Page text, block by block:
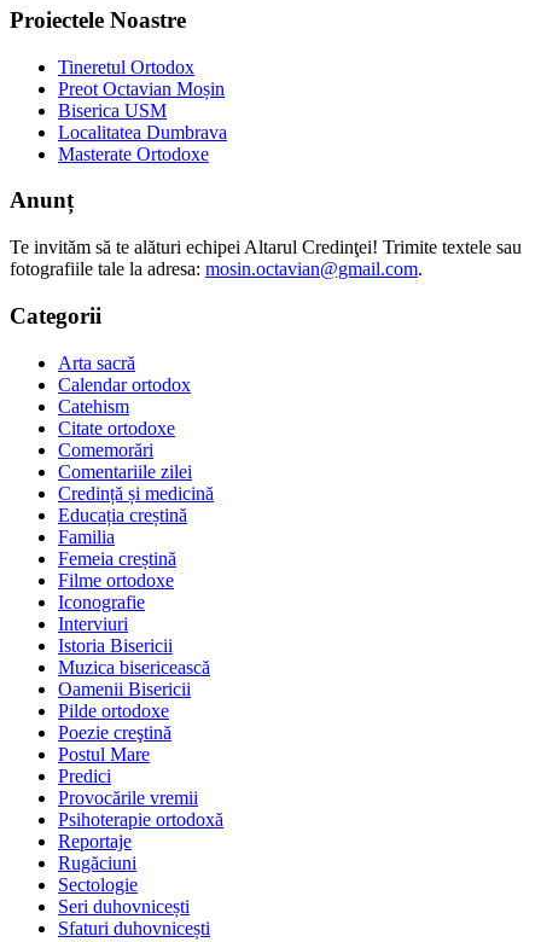
Proiectele Noastre
Tineretul Ortodox
Preot Octavian Moșin
Biserica USM
Localitatea Dumbrava
Masterate Ortodoxe
Anunț
Te invităm să te alături echipei Altarul Credinţei! Trimite textele sau
fotografiile tale la adresa: mosin.octavian@gmail.com.
Categorii
Arta sacră
Calendar ortodox
Catehism
Citate ortodoxe
Comemorări
Comentariile zilei
Credință și medicină
Educația creștină
Familia
Femeia creștină
Filme ortodoxe
Iconografie
Interviuri
Istoria Bisericii
Muzica bisericească
Oamenii Bisericii
Pilde ortodoxe
Poezie creştină
Postul Mare
Predici
Provocările vremii
Psihoterapie ortodoxă
Reportaje
Rugăciuni
Sectologie
Seri duhovnicești
Sfaturi duhovnicești